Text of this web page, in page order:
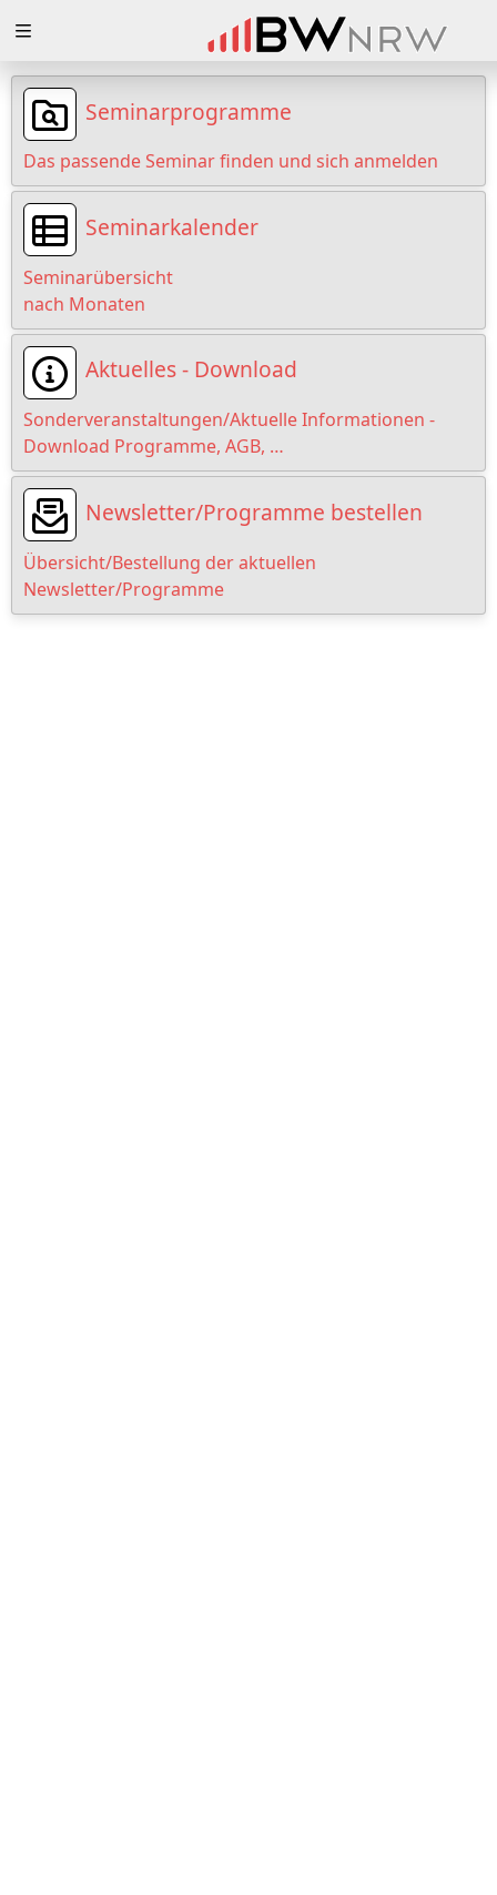
Loading
Loading
Loading
Loading
Loading
Loading
Seminarprogramme
Das passende Seminar finden und sich anmelden
Seminarkalender
Seminarübersicht
nach Monaten
Aktuelles - Download
Sonderveranstaltungen/Aktuelle Informationen -
Download Programme, AGB, …
Newsletter/Programme bestellen
Übersicht/Bestellung der aktuellen
Newsletter/Programme